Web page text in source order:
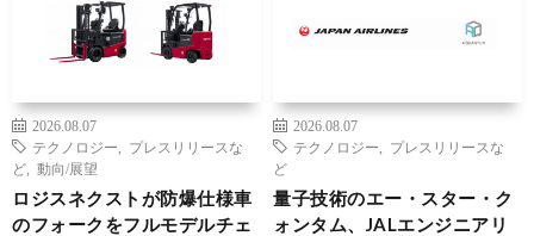
2026.08.07
テクノロジー
プレスリリースな
ど
動向/展望
ロジスネクストが防爆仕様車
のフォークをフルモデルチェ
2026.08.07
テクノロジー
プレスリリースな
ど
量子技術のエー・スター・ク
ォンタム、JALエンジニアリ